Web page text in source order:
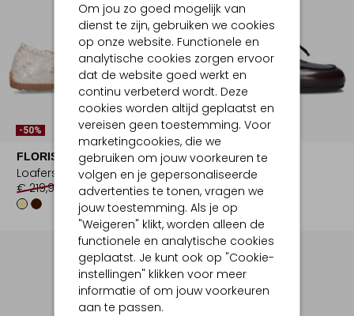
Om jou zo goed mogelijk van
dienst te zijn, gebruiken we cookies
op onze website. Functionele en
analytische cookies zorgen ervoor
dat de website goed werkt en
continu verbeterd wordt. Deze
cookies worden altijd geplaatst en
vereisen geen toestemming. Voor
marketingcookies, die we
gebruiken om jouw voorkeuren te
volgen en je gepersonaliseerde
advertenties te tonen, vragen we
jouw toestemming. Als je op
"Weigeren" klikt, worden alleen de
functionele en analytische cookies
geplaatst. Je kunt ook op "Cookie-
instellingen" klikken voor meer
informatie of om jouw voorkeuren
aan te passen.
-50%
FLORIS VAN BOMMEL
Loafers
€ 219,99
€ 109,99
POSA
Mocassins
€ 199,99